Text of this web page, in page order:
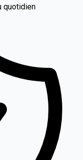
quotidien